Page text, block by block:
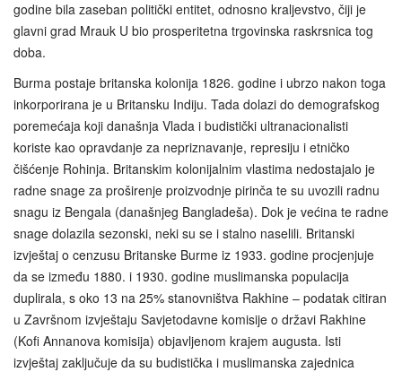
godine bila zaseban politički entitet, odnosno kraljevstvo, čiji je
glavni grad Mrauk U bio prosperitetna trgovinska raskrsnica tog
doba.
Burma postaje britanska kolonija 1826. godine i ubrzo nakon toga
inkorporirana je u Britansku Indiju. Tada dolazi do demografskog
poremećaja koji današnja Vlada i budistički ultranacionalisti
koriste kao opravdanje za nepriznavanje, represiju i etničko
čišćenje Rohinja. Britanskim kolonijalnim vlastima nedostajalo je
radne snage za proširenje proizvodnje pirinča te su uvozili radnu
snagu iz Bengala (današnjeg Bangladeša). Dok je većina te radne
snage dolazila sezonski, neki su se i stalno naselili. Britanski
izvještaj o cenzusu Britanske Burme iz 1933. godine procjenjuje
da se između 1880. i 1930. godine muslimanska populacija
duplirala, s oko 13 na 25% stanovništva Rakhine – podatak citiran
u Završnom izvještaju Savjetodavne komisije o državi Rakhine
(Kofi Annanova komisija) objavljenom krajem augusta. Isti
izvještaj zaključuje da su budistička i muslimanska zajednica